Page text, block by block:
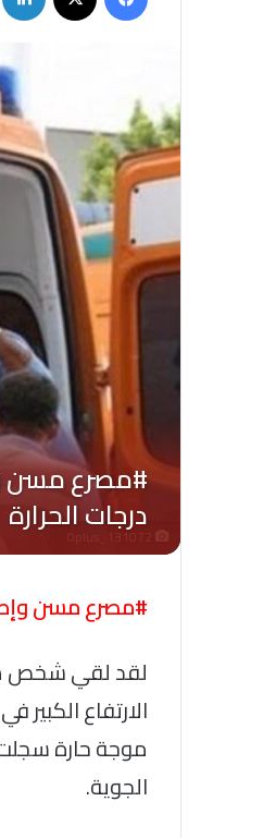
#مصرع مسن
لقد لقي شخص
الارتفاع الكبير
الجوية.